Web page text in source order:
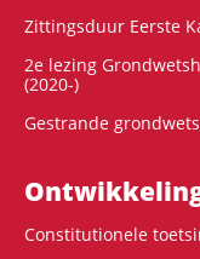
Zittingsduur Eerste
2e lezing
(2020-)
Gestrande
Constitutionele